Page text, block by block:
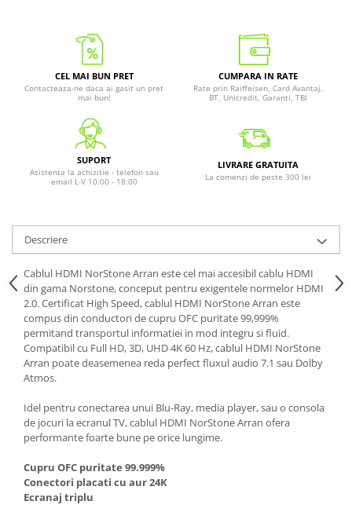
CEL MAI BUN PRET
Contacteaza-ne daca ai gasit un pret
mai bun!
CUMPARA IN RATE
Rate prin Raiffeisen, Card Avantaj,
BT, Unicredit, Garanti, TBI
SUPORT
Asistenta la achizitie - telefon sau
email L-V 10:00 - 18:00
LIVRARE GRATUITA
La comenzi de peste 300 lei
Descriere
Cablul HDMI NorStone Arran este cel mai accesibil cablu HDMI
din gama Norstone, conceput pentru exigentele normelor HDMI
2.0. Certificat High Speed, cablul HDMI NorStone Arran este
compus din conductori de cupru OFC puritate 99,999%
permitand transportul informatiei in mod integru si fluid.
Compatibil cu Full HD, 3D, UHD 4K 60 Hz, cablul HDMI NorStone
Arran poate deasemenea reda perfect fluxul audio 7.1 sau Dolby
Atmos.
Idel pentru conectarea unui Blu-Ray, media player, sau o consola
de jocuri la ecranul TV, cablul HDMI NorStone Arran ofera
performante foarte bune pe orice lungime.
Cupru OFC puritate 99.999%
Conectori placati cu aur 24K
Ecranaj triplu